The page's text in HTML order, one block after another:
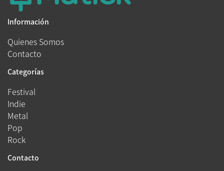
Información
Quienes Somos
Contacto
Categorías
Festival
Indie
Metal
Pop
Rock
Contacto